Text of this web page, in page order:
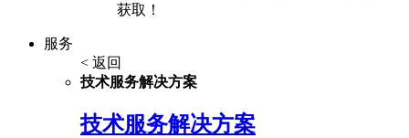
获取！
服务
< 返回
技术服务解决方案
技术服务解决方案